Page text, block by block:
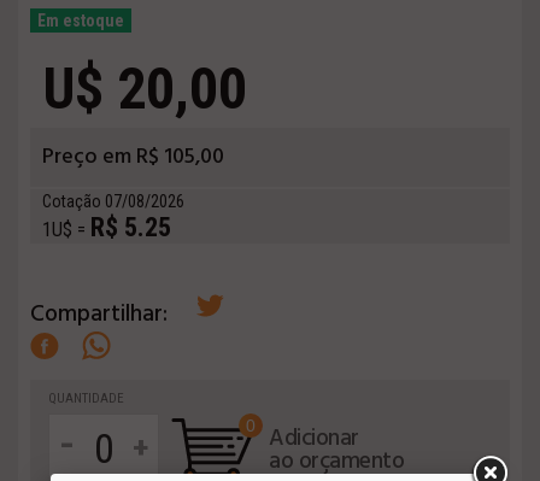
Em estoque
U$ 20,00
Preço em R$ 105,00
Cotação 07/08/2026
1U$ = R$ 5.25
Compartilhar:
QUANTIDADE
- +
0 Adicionar
ao orçamento